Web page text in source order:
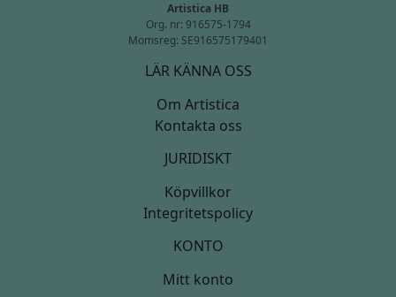
Artistica HB
Org. nr: 916575-1794
Momsreg: SE916575179401
LÄR KÄNNA OSS
Om Artistica
Kontakta oss
JURIDISKT
Köpvillkor
Integritetspolicy
KONTO
Mitt konto